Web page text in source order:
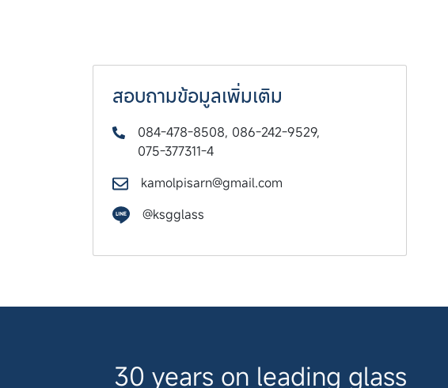
สอบถามข้อมูลเพิ่มเติม
084-478-8508, 086-242-9529,
075-377311-4
kamolpisarn@gmail.com
@ksgglass
30 years on leading glass